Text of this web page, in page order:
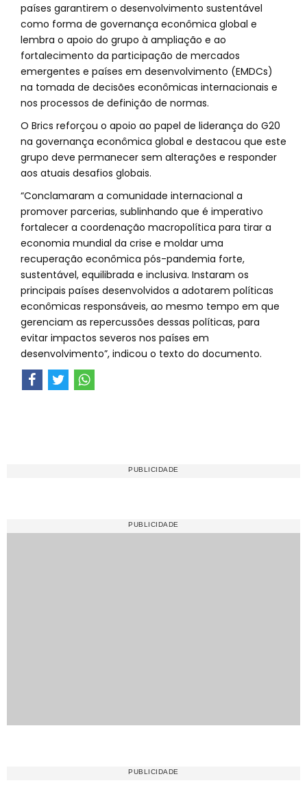
países garantirem o desenvolvimento sustentável
como forma de governança econômica global e
lembra o apoio do grupo à ampliação e ao
fortalecimento da participação de mercados
emergentes e países em desenvolvimento (EMDCs)
na tomada de decisões econômicas internacionais e
nos processos de definição de normas.
O Brics reforçou o apoio ao papel de liderança do G20
na governança econômica global e destacou que este
grupo deve permanecer sem alterações e responder
aos atuais desafios globais.
“Conclamaram a comunidade internacional a
promover parcerias, sublinhando que é imperativo
fortalecer a coordenação macropolítica para tirar a
economia mundial da crise e moldar uma
recuperação econômica pós-pandemia forte,
sustentável, equilibrada e inclusiva. Instaram os
principais países desenvolvidos a adotarem políticas
econômicas responsáveis, ao mesmo tempo em que
gerenciam as repercussões dessas políticas, para
evitar impactos severos nos países em
desenvolvimento”, indicou o texto do documento.